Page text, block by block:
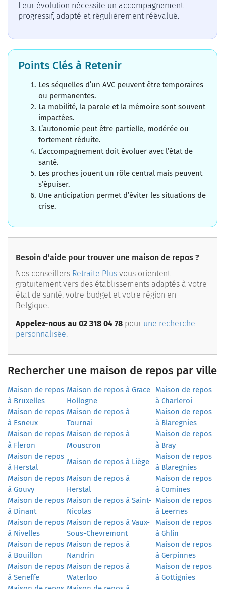
Leur évolution nécessite un accompagnement
progressif, adapté et régulièrement réévalué.
Points Clés à Retenir
Les séquelles d’un AVC peuvent être temporaires
ou permanentes.
La mobilité, la parole et la mémoire sont souvent
impactées.
L’autonomie peut être partielle, modérée ou
fortement réduite.
L’accompagnement doit évoluer avec l’état de
santé.
Les proches jouent un rôle central mais peuvent
s’épuiser.
Une anticipation permet d’éviter les situations de
crise.
Besoin d’aide pour trouver une maison de repos ?
Nos conseillers Retraite Plus vous orientent
gratuitement vers des établissements adaptés à votre
état de santé, votre budget et votre région en
Belgique.
Appelez-nous au 02 318 04 78 pour une recherche
personnalisée.
Rechercher une maison de repos par ville
Maison de repos
à Bruxelles
Maison de repos à Grace
Hollogne
Maison de repos
à Charleroi
Maison de repos
à Esneux
Maison de repos à
Tournai
Maison de repos
à Blaregnies
Maison de repos
à Fleron
Maison de repos à
Mouscron
Maison de repos
à Bray
Maison de repos
à Herstal
Maison de repos à Liège
Maison de repos
à Blaregnies
Maison de repos
à Gouvy
Maison de repos à
Herstal
Maison de repos
à Comines
Maison de repos
à Dinant
Maison de repos à Saint-
Nicolas
Maison de repos
à Leernes
Maison de repos
à Nivelles
Maison de repos à Vaux-
Sous-Chevremont
Maison de repos
à Ghlin
Maison de repos
à Bouillon
Maison de repos à
Nandrin
Maison de repos
à Gerpinnes
Maison de repos
à Seneffe
Maison de repos à
Waterloo
Maison de repos
à Gottignies